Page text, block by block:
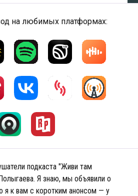
на любимых платформах:
подкаста "Живи там
Я знаю, мы объявили о
я к вам с коротким анонсом — у